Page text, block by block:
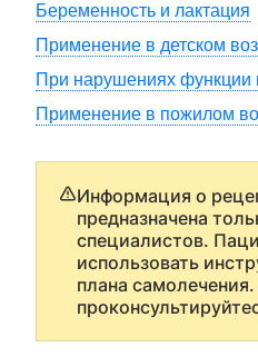
Беременность и лактация
Применение в детском
При нарушениях функции
Применение в пожилом
Информация о
предназначена
специалистов.
использовать
плана